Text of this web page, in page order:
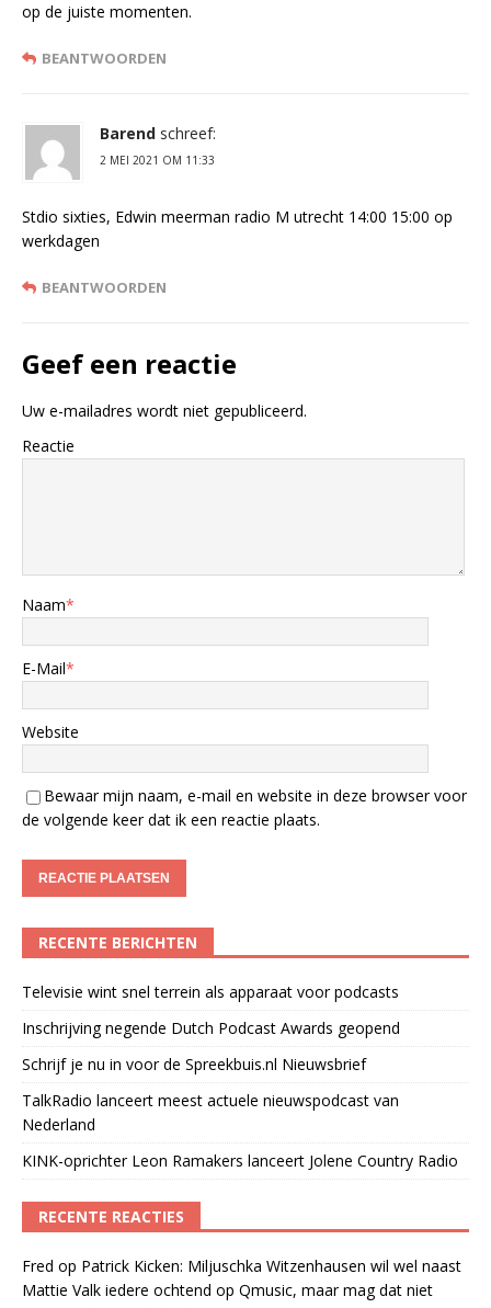
op de juiste momenten.
BEANTWOORDEN
Barend schreef:
2 MEI 2021 OM 11:33
Stdio sixties, Edwin meerman radio M utrecht 14:00 15:00 op
werkdagen
BEANTWOORDEN
Geef een reactie
Uw e-mailadres wordt niet gepubliceerd.
Reactie
Naam*
E-Mail*
Website
Bewaar mijn naam, e-mail en website in deze browser voor
de volgende keer dat ik een reactie plaats.
RECENTE BERICHTEN
Televisie wint snel terrein als apparaat voor podcasts
Inschrijving negende Dutch Podcast Awards geopend
Schrijf je nu in voor de Spreekbuis.nl Nieuwsbrief
TalkRadio lanceert meest actuele nieuwspodcast van
Nederland
KINK-oprichter Leon Ramakers lanceert Jolene Country Radio
RECENTE REACTIES
Fred op Patrick Kicken: Miljuschka Witzenhausen wil wel naast
Mattie Valk iedere ochtend op Qmusic, maar mag dat niet